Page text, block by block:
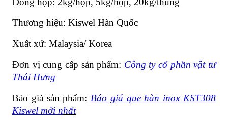
Thương hiệu: Kiswel Hàn Quốc
Xuất xứ: Malaysia/ Korea
Đơn vị cung cấp sản phẩm: Công ty cổ phần vật tư
Thái Hưng
Báo giá sản phẩm: Báo giá que hàn inox KST308
Kiswel mới nhất